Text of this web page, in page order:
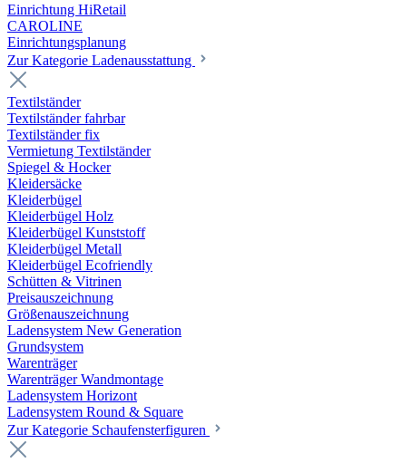
Einrichtung HiRetail
CAROLINE
Einrichtungsplanung
Zur Kategorie Laden­ausstattung
Textilständer
Textilständer fahrbar
Textilständer fix
Vermietung Textilständer
Spiegel & Hocker
Kleidersäcke
Kleiderbügel
Kleiderbügel Holz
Kleiderbügel Kunststoff
Kleiderbügel Metall
Kleiderbügel Ecofriendly
Schütten & Vitrinen
Preisauszeichnung
Größenauszeichnung
Ladensystem New Generation
Grundsystem
Warenträger
Warenträger Wandmontage
Ladensystem Horizont
Ladensystem Round & Square
Zur Kategorie Schaufenster­figuren